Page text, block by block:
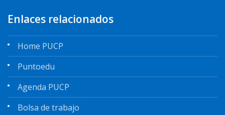
Enlaces relacionados
Home PUCP
Puntoedu
Agenda PUCP
Bolsa de trabajo